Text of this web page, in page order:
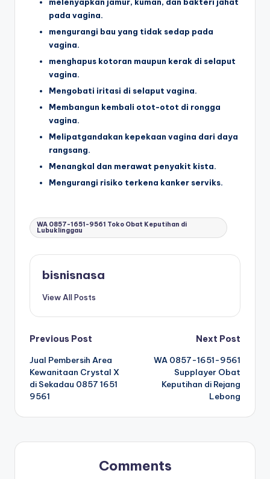
pada vagina.
mengurangi bau yang tidak sedap pada
vagina.
menghapus kotoran maupun kerak di selaput
vagina.
Mengobati iritasi di selaput vagina.
Membangun kembali otot-otot di rongga
vagina.
Melipatgandakan kepekaan vagina dari daya
rangsang.
Menangkal dan merawat penyakit kista.
Mengurangi risiko terkena kanker serviks.
Tags:
WA 0857-1651-9561 Toko Obat Keputihan di
Lubuklinggau
bisnisnasa
View All Posts
P
o
s
t
n
Previous Post
Jual Pembersih Area
Kewanitaan Crystal X
di Sekadau 0857 1651
9561
Next Post
WA 0857-1651-9561
Supplayer Obat
Keputihan di Rejang
Lebong
Comments